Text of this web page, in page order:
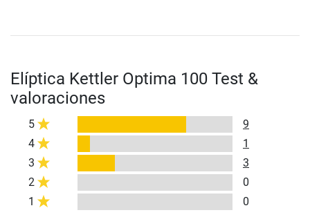
Elíptica Kettler Optima 100 Test &
valoraciones
5
9
4
1
3
3
2
0
1
0